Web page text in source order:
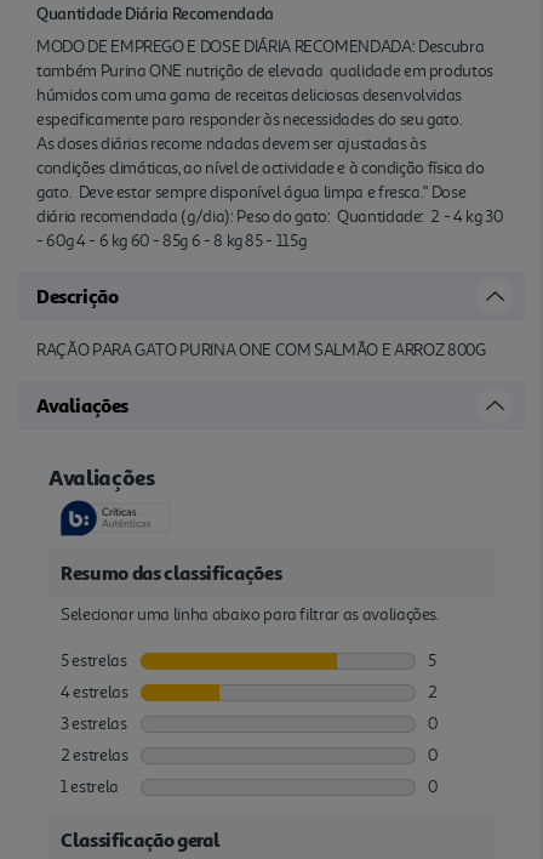
Quantidade Diária Recomendada
MODO DE EMPREGO E DOSE DIÁRIA RECOMENDADA: Descubra
também Purina ONE nutrição de elevada qualidade em produtos
húmidos com uma gama de receitas deliciosas desenvolvidas
especificamente para responder às necessidades do seu gato.
As doses diárias recome ndadas devem ser ajustadas às
condições climáticas, ao nível de actividade e à condição física do
gato. Deve estar sempre disponível água limpa e fresca." Dose
diária recomendada (g/dia): Peso do gato: Quantidade: 2 - 4 kg 30
- 60g 4 - 6 kg 60 - 85g 6 - 8 kg 85 - 115g
Descrição
RAÇÃO PARA GATO PURINA ONE COM SALMÃO E ARROZ 800G
Avaliações